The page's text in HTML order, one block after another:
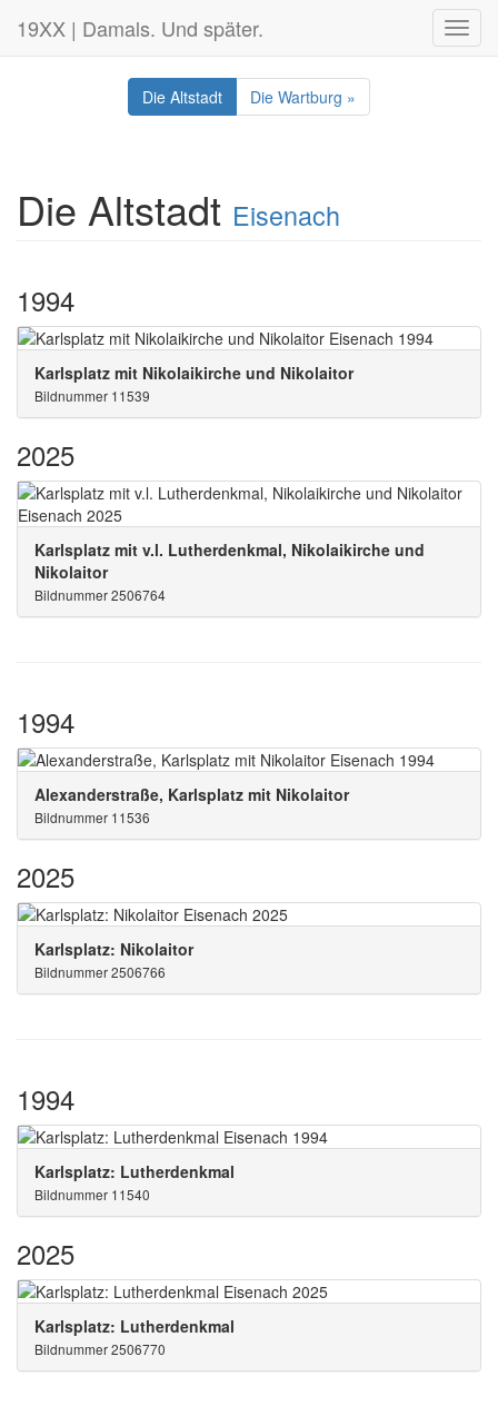
19XX | Damals. Und später.
Die Altstadt Die Wartburg »
Die Altstadt Eisenach
1994
Karlsplatz mit Nikolaikirche und Nikolaitor
Bildnummer 11539
2025
Karlsplatz mit v.l. Lutherdenkmal, Nikolaikirche und
Nikolaitor
Bildnummer 2506764
1994
Alexanderstraße, Karlsplatz mit Nikolaitor
Bildnummer 11536
2025
Karlsplatz: Nikolaitor
Bildnummer 2506766
1994
Karlsplatz: Lutherdenkmal
Bildnummer 11540
2025
Karlsplatz: Lutherdenkmal
Bildnummer 2506770